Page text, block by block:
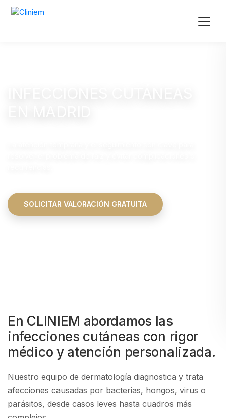
SOLICITAR VALORACIÓN GRATUITA
En CLINIEM abordamos las
infecciones cutáneas con rigor
médico y atención personalizada.
Nuestro equipo de dermatología diagnostica y trata
afecciones causadas por bacterias, hongos, virus o
parásitos, desde casos leves hasta cuadros más